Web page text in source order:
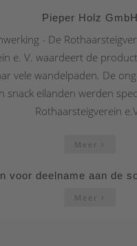
Pieper Holz
- De
e. V. waardeert de
vele wandelpaden. De
snack eilanden werden
Rothaarsteigverein
Meer
voor deelname aan de
Meer